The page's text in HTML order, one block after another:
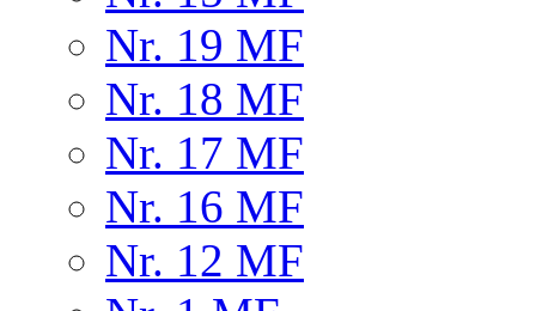
Nr. 19 MF
Nr. 18 MF
Nr. 17 MF
Nr. 16 MF
Nr. 12 MF